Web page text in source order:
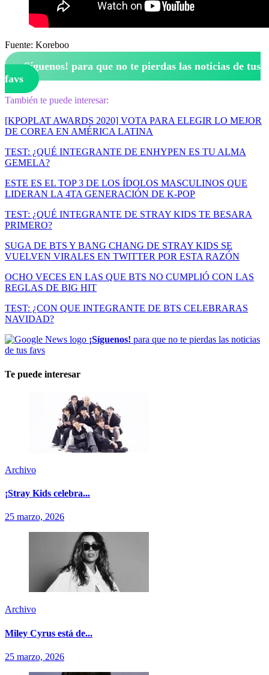
Fuente: Koreboo
¡Síguenos! para que no te pierdas las noticias de tus
favs
También te puede interesar:
[KPOPLAT AWARDS 2020] VOTA PARA ELEGIR LO MEJOR
DE COREA EN AMÉRICA LATINA
TEST: ¿QUÉ INTEGRANTE DE ENHYPEN ES TU ALMA
GEMELA?
ESTE ES EL TOP 3 DE LOS ÍDOLOS MASCULINOS QUE
LIDERAN LA 4TA GENERACIÓN DE K-POP
TEST: ¿QUÉ INTEGRANTE DE STRAY KIDS TE BESARA
PRIMERO?
SUGA DE BTS Y BANG CHANG DE STRAY KIDS SE
VUELVEN VIRALES EN TWITTER POR ESTA RAZÓN
OCHO VECES EN LAS QUE BTS NO CUMPLIÓ CON LAS
REGLAS DE BIG HIT
TEST: ¿CON QUE INTEGRANTE DE BTS CELEBRARAS
NAVIDAD?
¡Síguenos! para que no te pierdas las noticias
de tus favs
Te puede interesar
Archivo
¡Stray Kids celebra...
25 marzo, 2026
Archivo
Miley Cyrus está de...
25 marzo, 2026